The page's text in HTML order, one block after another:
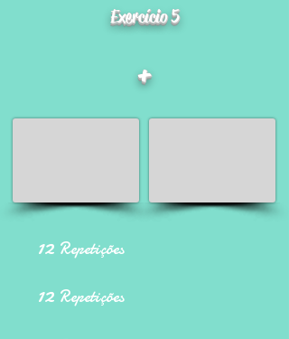
Exercício 5
+
12 Repetições
12 Repetições